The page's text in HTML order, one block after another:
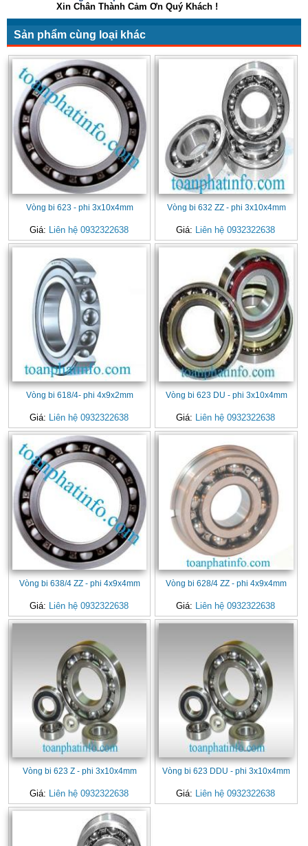
Xin Chân Thành Cảm Ơn Quý Khách !
Sản phẩm cùng loại khác
Vòng bi 623 - phi 3x10x4mm
Giá: Liên hệ 0932322638
Vòng bi 632 ZZ - phi 3x10x4mm
Giá: Liên hệ 0932322638
Vòng bi 618/4- phi 4x9x2mm
Giá: Liên hệ 0932322638
Vòng bi 623 DU - phi 3x10x4mm
Giá: Liên hệ 0932322638
Vòng bi 638/4 ZZ - phi 4x9x4mm
Giá: Liên hệ 0932322638
Vòng bi 628/4 ZZ - phi 4x9x4mm
Giá: Liên hệ 0932322638
Vòng bi 623 Z - phi 3x10x4mm
Giá: Liên hệ 0932322638
Vòng bi 623 DDU - phi 3x10x4mm
Giá: Liên hệ 0932322638